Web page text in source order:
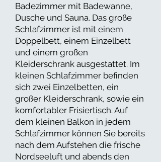
Badezimmer mit Badewanne,
Dusche und Sauna. Das große
Schlafzimmer ist mit einem
Doppelbett, einem Einzelbett
und einem großen
Kleiderschrank ausgestattet. Im
kleinen Schlafzimmer befinden
sich zwei Einzelbetten, ein
großer Kleiderschrank, sowie ein
komfortabler Frisiertisch. Auf
dem kleinen Balkon in jedem
Schlafzimmer können Sie bereits
nach dem Aufstehen die frische
Nordseeluft und abends den